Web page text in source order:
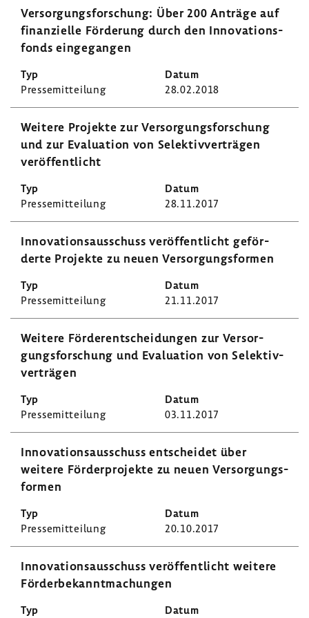
Versor­gungs­for­schung: Über 200 Anträge auf
finan­zi­elle Förde­rung durch den Inno­va­ti­ons­
fonds einge­gangen
Pres­se­mit­tei­lung 28.02.2018
Weitere Projekte zur Versor­gungs­for­schung
und zur Evalua­tion von Selek­tiv­ver­trägen
veröf­fent­licht
Pres­se­mit­tei­lung 28.11.2017
Inno­va­ti­ons­aus­schuss veröf­fent­licht geför­
derte Projekte zu neuen Versor­gungs­formen
Pres­se­mit­tei­lung 21.11.2017
Weitere Förder­ent­schei­dungen zur Versor­
gungs­for­schung und Evalua­tion von Selek­tiv­
ver­trägen
Pres­se­mit­tei­lung 03.11.2017
Inno­va­ti­ons­aus­schuss entscheidet über
weitere Förder­pro­jekte zu neuen Versor­gungs­
formen
Pres­se­mit­tei­lung 20.10.2017
Inno­va­ti­ons­aus­schuss veröf­fent­licht weitere
Förder­be­kannt­ma­chungen